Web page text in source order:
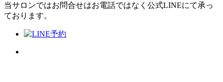
当サロンではお問合せはお電話ではなく公式LINEにて承っ
ております。